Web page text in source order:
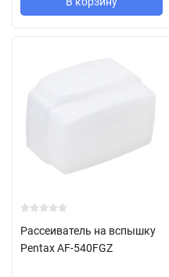
Рассеиватель на вспышку
Pentax AF-540FGZ